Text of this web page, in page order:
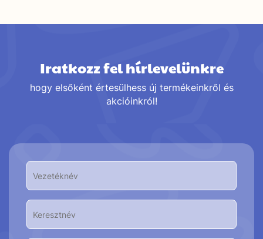
Iratkozz fel hírlevelünkre
hogy elsőként értesülhess új termékeinkről és
akcióinkról!